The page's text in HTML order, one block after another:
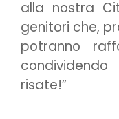
alla nostra
genitori che,
potranno
risate!”